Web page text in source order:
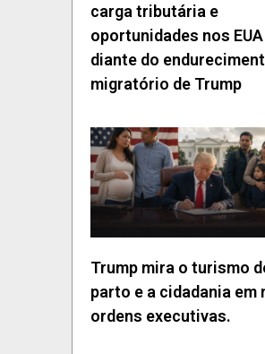
carga tributária e
oportunidades nos EUA
diante do
migratório de Trump
Trump mira o turismo
parto e a cidadania em
ordens executivas.